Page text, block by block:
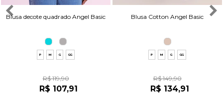
Blusa decote quadrado Angel Basic
P M G GG
R$ 119,90
R$ 107,91
Blusa Cotton Angel Basic
P M G GG
R$ 149,90
R$ 134,91